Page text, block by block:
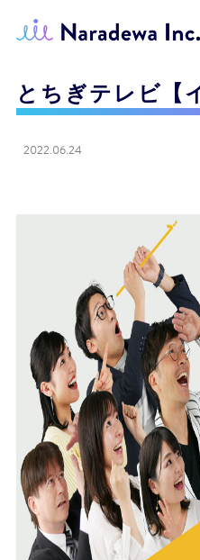
とちぎテレビ【
2022.06.24